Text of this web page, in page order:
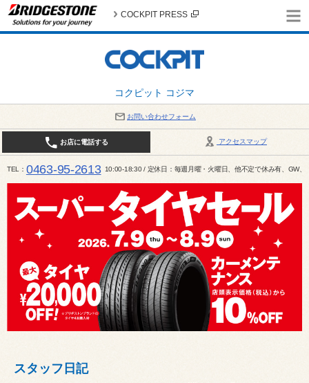
コクピット コジマ
COCKPIT PRESS
お問い合わせフォーム
アクセスマップ
お店に電話する
TEL 0463-95-2613 10:00-18:30 / 定休日：毎週月曜・火曜日、他不定で休み有、GW、
スタッフ日記